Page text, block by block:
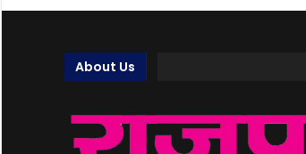
About Us